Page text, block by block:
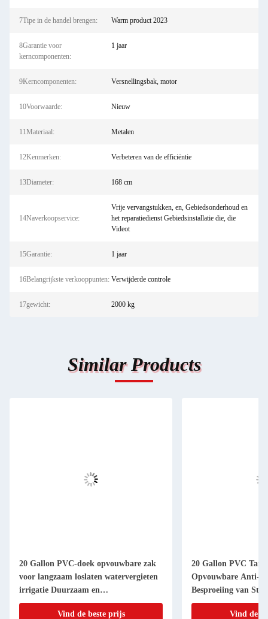
7Tipe in de handel brengen: Warm product 2023
8Garantie voor
kerncomponenten:
1 jaar
9Kerncomponenten: Versnellingsbak, motor
10Voorwaarde: Nieuw
11Materiaal: Metalen
12Kenmerken: Verbeteren van de efficiëntie
13Diameter: 168 cm
14Naverkoopservice:
Vrije vervangstukken, en, Gebiedsonderhoud en
het reparatiedienst Gebiedsinstallatie die, die
Videot
15Garantie: 1 jaar
16Belangrijkste verkooppunten: Verwijderde controle
17gewicht: 2000 kg
Similar Products
20 Gallon PVC-doek opvouwbare zak
voor langzaam loslaten watervergieten
irrigatie Duurzaam en
milieuvriendelijk
Vind de beste prijs
20 Gallon PVC
Opvouwbare Anti-
Besproeiing van
Bewatering
Vind de